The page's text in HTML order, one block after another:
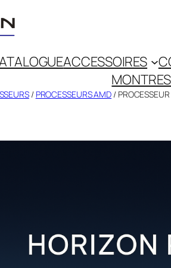
ACCESSOIRES
/ PROCESSEURS AMD /